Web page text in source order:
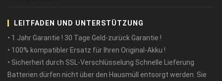
LEITFADEN UND UNTERSTÜTZUNG
• 1 Jahr Garantie ! 30 Tage Geld-zurück Garantie !
• 100% kompatibler Ersatz für Ihren Original-Akku !
• Sicherheit durch SSL-Verschlüsselung Schnelle Lieferung
Batterien dürfen nicht über den Hausmüll entsorgt werden. Sie